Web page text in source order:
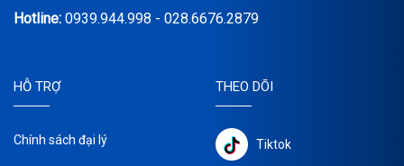
Hotline: 0939.944.998 - 028.6676.2879
HỖ TRỢ
Chính sách đại lý
THEO DÕI
Tiktok